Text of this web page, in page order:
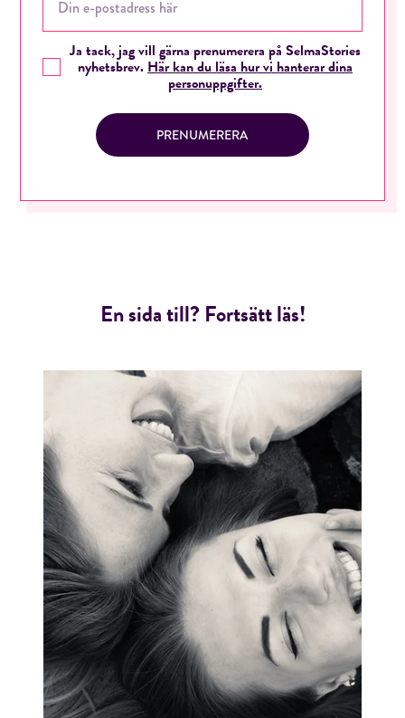
Ja tack, jag vill gärna prenumerera på SelmaStories
nyhetsbrev.Här kan du läsa hur vi hanterar dina
personuppgifter.
PRENUMERERA
En sida till? Fortsätt läs!